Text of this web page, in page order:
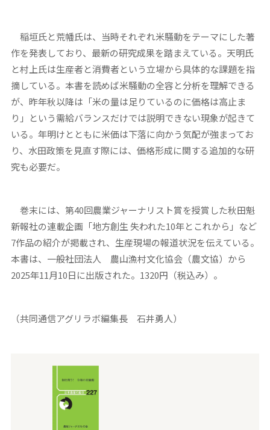
稲垣氏と荒幡氏は、当時それぞれ米騒動をテーマにした著
作を発表しており、最新の研究成果を踏まえている。天明氏
と村上氏は生産者と消費者という立場から具体的な課題を指
摘している。本書を読めば米騒動の全容と分析を理解できる
が、昨年秋以降は「米の量は足りているのに価格は高止ま
り」という需給バランスだけでは説明できない現象が起きて
いる。年明けとともに米価は下落に向かう気配が強まってお
り、水田政策を見直す際には、価格形成に関する追加的な研
究も必要だ。
巻末には、第40回農業ジャーナリスト賞を授賞した秋田魁
新報社の連載企画「地方創生 失われた10年とこれから」など
7作品の紹介が掲載され、生産現場の報道状況を伝えている。
本書は、一般社団法人 農山漁村文化協会（農文協）から
2025年11月10日に出版された。1320円（税込み）。
（共同通信アグリラボ編集長 石井勇人）